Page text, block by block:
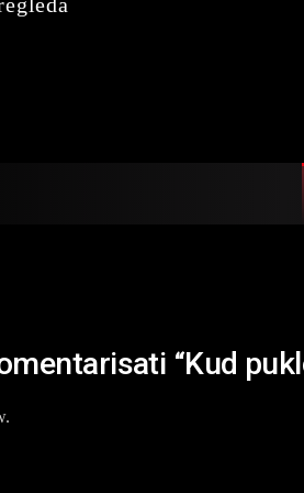
“Kud